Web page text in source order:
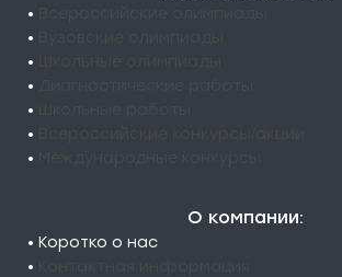
•
•
•
•
•
•
•
О компании:
• Коротко о нас
•